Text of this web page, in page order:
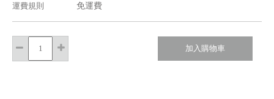
運費規則 免運費
加入購物車